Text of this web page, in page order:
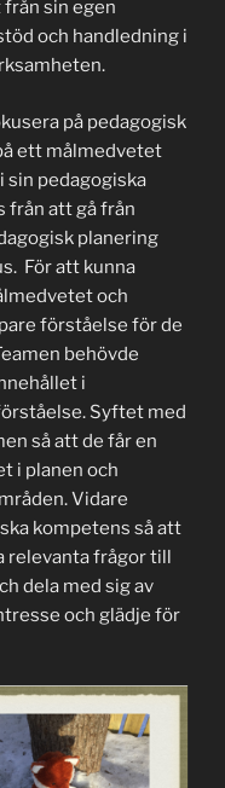
sin egen
och handledning i
på pedagogisk
ett målmedvetet
sin pedagogiska
från att gå från
planering
För att kunna
och
förståelse för de
behövde
i
Syftet med
så att de får en
i planen och
Vidare
kompetens så att
relevanta frågor till
dela med sig av
och glädje för